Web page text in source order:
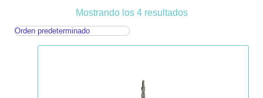
Mostrando los 4 resultados